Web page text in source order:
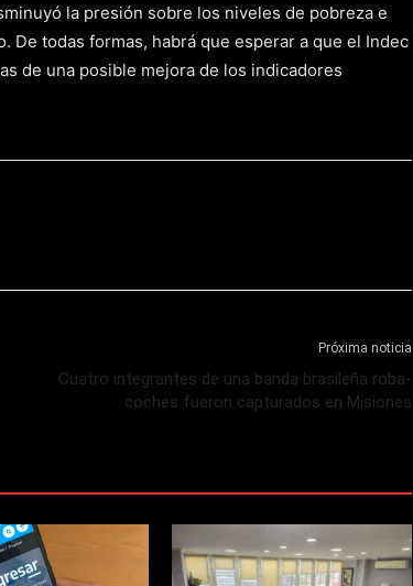
la presión sobre los niveles de pobreza e
De todas formas, habrá que esperar a que el Indec
de una posible mejora de los indicadores
Próxima noticia
Cuatro integrantes de una banda brasileña roba-
coches fueron capturados en Misiones